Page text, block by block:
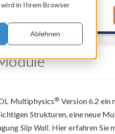
in Ihrem Browser
Ablehnen
Multiphysics® Version 6.2 ein
Strukturen, eine neue
Slip Wall. Hier erfahren Sie